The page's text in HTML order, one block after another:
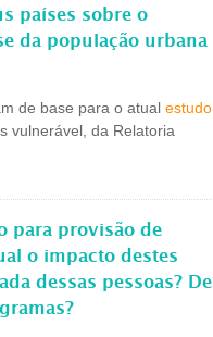
países sobre o
da população urbana
de base para o atual estudo
vulnerável, da Relatoria
para provisão de
o impacto destes
dessas pessoas? De